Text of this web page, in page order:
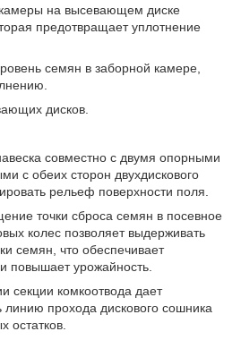
на высевающем диске
предотвращает уплотнение
семян в заборной камере,
дисков.
совместно с двумя опорными
с обеих сторон двухдискового
рельеф поверхности поля.
точки сброса семян в посевное
колес позволяет выдерживать
семян, что обеспечивает
повышает урожайность.
секции комкоотвода дает
линию прохода дискового сошника
остатков.